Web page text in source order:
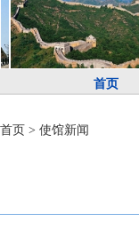
首页
首页 > 使馆新闻